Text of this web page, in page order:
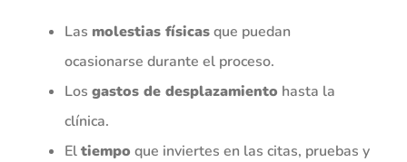
Las molestias físicasque puedan
ocasionarse durante el proceso.
Los gastos de desplazamiento hasta la
clínica.
Eltiempo que inviertes en las citas, pruebas y